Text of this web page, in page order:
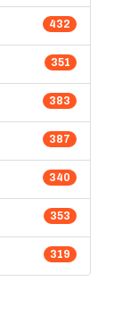
432
351
383
387
340
353
319